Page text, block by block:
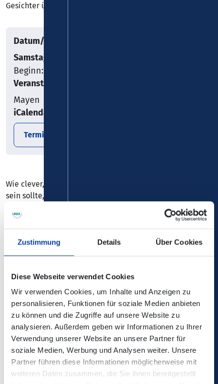
Zustimmung Details Über Cookies
Diese Webseite verwendet Cookies
Wir verwenden Cookies, um Inhalte und Anzeigen zu
personalisieren, Funktionen für soziale Medien anbieten
zu können und die Zugriffe auf unsere Website zu
analysieren. Außerdem geben wir Informationen zu Ihrer
Verwendung unserer Website an unsere Partner für
soziale Medien, Werbung und Analysen weiter. Unsere
Partner führen diese Informationen möglicherweise mit
weiteren Daten zusammen, die Sie ihnen bereitgestellt
Gesichter übernimmt.
Datum/Uhrzeit
Samstag, 03.08.2024
Beginn: 20:00
Veranstaltungsort
Mayen
iCalendar
Termin exportieren
Wie clever, denn falls wirklich mal jemand nicht so gut
sein sollte, weiß Knacki immer wer Schuld hat: Natürlich
die anderen. Wir wissen ja, in Deutschland musst du nicht
sofort lachen, aber du solltest immer wissen, wer Schuld
hat.
Deuser & Friends wird wie immer ein großer Spaß, mit
Deuser, der es genießen wird, mal wieder den Laden
aufzumischen.
Moderation: Knacki Deuser ist der Elder Statesman und
Mentor der deutschen Stand-up Szene. Mittlerweile ist er
Agenturchef, entwickelt und produziert für Sender,
Unternehmen neue Formate und Shows. Einmal im Jahr
geht Knacki Deuser auf Tour und präsentiert neue und
bekannte Gesichter.